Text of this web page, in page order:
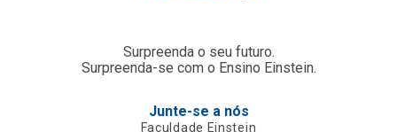
Surpreenda o seu futuro.
Surpreenda-se com o Ensino Einstein.
Junte-se a nós
Faculdade Einstein